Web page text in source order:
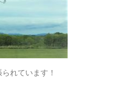
れています！